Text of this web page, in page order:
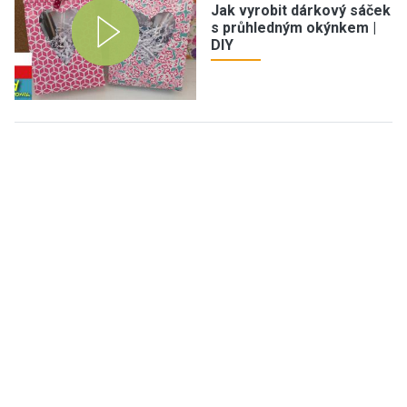
Jak vyrobit dárkový sáček
s průhledným okýnkem |
DIY